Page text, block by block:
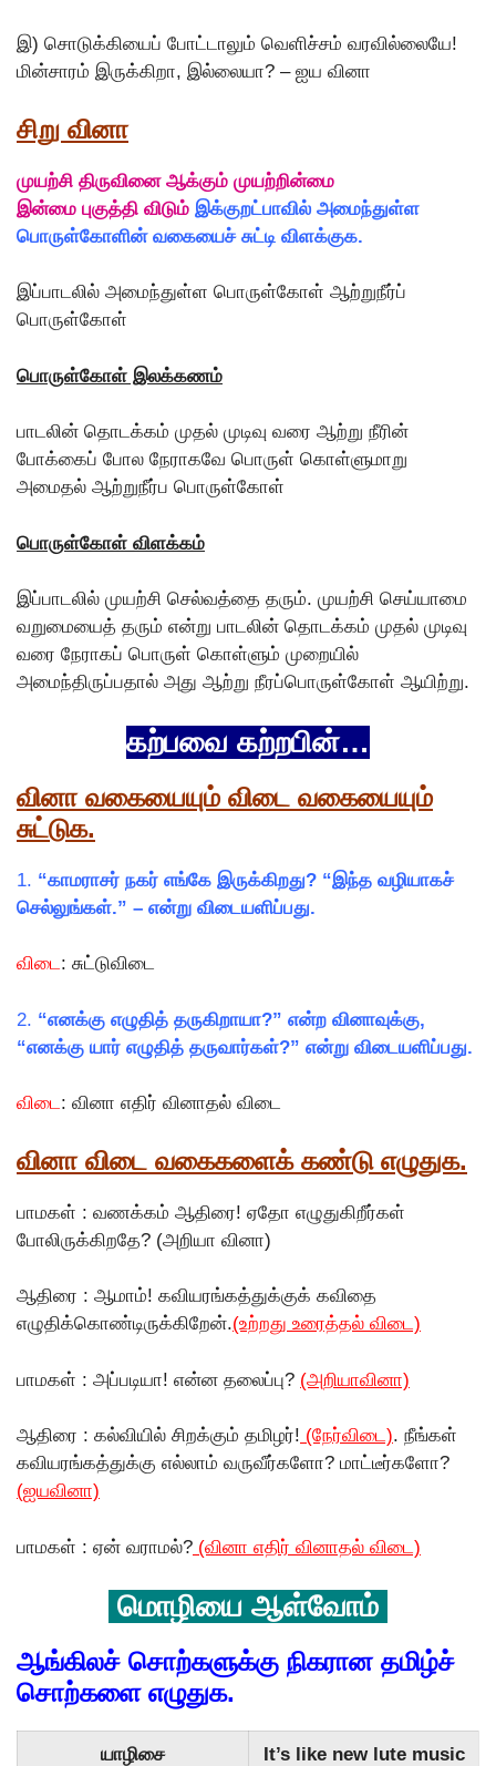
இ) சொடுக்கியைப் போட்டாலும் வெளிச்சம் வரவில்லையே!
மின்சாரம் இருக்கிறா, இல்லையா? – ஐய வினா
சிறு வினா
முயற்சி திருவினை ஆக்கும் முயற்றின்மை
இன்மை புகுத்தி விடும் இக்குறட்பாவில் அமைந்துள்ள
பொருள்கோளின் வகையைச் சுட்டி விளக்குக.
இப்பாடலில் அமைந்துள்ள பொருள்கோள் ஆற்றுநீர்ப்
பொருள்கோள்
பொருள்கோள் இலக்கணம்
பாடலின் தொடக்கம் முதல் முடிவு வரை ஆற்று நீரின்
போக்கைப் போல நேராகவே பொருள் கொள்ளுமாறு
அமைதல் ஆற்றுநீர்ப பொருள்கோள்
பொருள்கோள் விளக்கம்
இப்பாடலில் முயற்சி செல்வத்தை தரும். முயற்சி செய்யாமை
வறுமையைத் தரும் என்று பாடலின் தொடக்கம் முதல் முடிவு
வரை நேராகப் பொருள் கொள்ளும் முறையில்
அமைந்திருப்பதால் அது ஆற்று நீரப்பொருள்கோள் ஆயிற்று.
கற்பவை கற்றபின்…
வினா வகையையும் விடை வகையையும்
சுட்டுக.
1. “காமராசர் நகர் எங்கே இருக்கிறது? “இந்த வழியாகச்
செல்லுங்கள்.” – என்று விடையளிப்பது.
விடை: சுட்டுவிடை
2. “எனக்கு எழுதித் தருகிறாயா?” என்ற வினாவுக்கு,
“எனக்கு யார் எழுதித் தருவார்கள்?” என்று விடையளிப்பது.
விடை: வினா எதிர் வினாதல் விடை
வினா விடை வகைகளைக் கண்டு எழுதுக.
பாமகள் : வணக்கம் ஆதிரை! ஏதோ எழுதுகிறீர்கள்
போலிருக்கிறதே? (அறியா வினா)
ஆதிரை : ஆமாம்! கவியரங்கத்துக்குக் கவிதை
எழுதிக்கொண்டிருக்கிறேன்.(உற்றது உரைத்தல் விடை)
பாமகள் : அப்படியா! என்ன தலைப்பு? (அறியாவினா)
ஆதிரை : கல்வியில் சிறக்கும் தமிழர்! (நேர்விடை). நீங்கள்
கவியரங்கத்துக்கு எல்லாம் வருவீர்களோ? மாட்டீர்களோ?
(ஐயவினா)
பாமகள் : ஏன் வராமல்? (வினா எதிர் வினாதல் விடை)
மொழியை ஆள்வோம்
ஆங்கிலச் சொற்களுக்கு நிகரான தமிழ்ச்
சொற்களை எழுதுக.
யாழிசை It’s like new lute music